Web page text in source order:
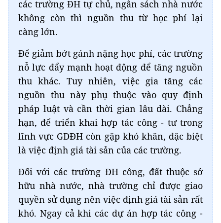
các trường ĐH tự chủ, ngân sách nhà nước
không còn thì nguồn thu từ học phí lại
càng lớn.
Để giảm bớt gánh nặng học phí, các trường
nỗ lực đẩy mạnh hoạt động để tăng nguồn
thu khác. Tuy nhiên, việc gia tăng các
nguồn thu này phụ thuộc vào quy định
pháp luật và cần thời gian lâu dài. Chẳng
hạn, để triển khai hợp tác công - tư trong
lĩnh vực GDĐH còn gặp khó khăn, đặc biệt
là việc định giá tài sản của các trường.
Đối với các trường ĐH công, đất thuộc sở
hữu nhà nước, nhà trường chỉ được giao
quyền sử dụng nên việc định giá tài sản rất
khó. Ngay cả khi các dự án hợp tác công -